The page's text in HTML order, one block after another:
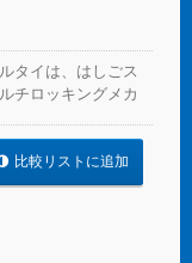
タイは、はしごス
チロッキングメカ
比較リストに追加